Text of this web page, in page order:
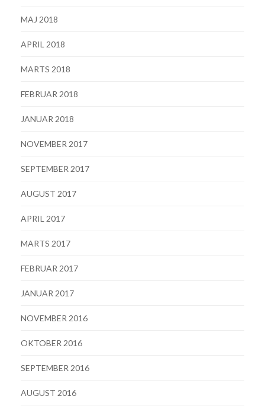
MAJ 2018
APRIL 2018
MARTS 2018
FEBRUAR 2018
JANUAR 2018
NOVEMBER 2017
SEPTEMBER 2017
AUGUST 2017
APRIL 2017
MARTS 2017
FEBRUAR 2017
JANUAR 2017
NOVEMBER 2016
OKTOBER 2016
SEPTEMBER 2016
AUGUST 2016